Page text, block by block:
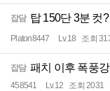
잡담 탑 150단 3분 컷
Platon8447 Lv.18 조회
잡담 패치 이후 폭풍
458541 Lv.12 조회 2031